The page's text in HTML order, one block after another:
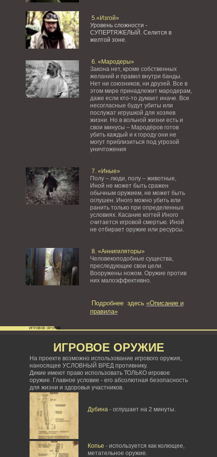
5.«Изгой»
Уровень сложности -
СУПЕРТЯЖЕЛЫЙ. Селится в
желтой зоне.
6. «Мародеры»
Закона нет, кроме собственных
желаний и правил внутри банды.
Нет ни союзников, ни друзей. Все в
этом мире принадлежит мародерам,
даже если кто-то думает иначе. Все
несогласные будут убиты или
послужат игрушкой для хозяев
жизни. Но в вольной жизни есть и
свои минусы – Мародёров готов
убить каждый и к городу они не
могут приблизиться под угрозой
уничтожения
7. «Иные»
Полу – люди, полу – животные,
Иной не может быть сражен
обычным оружием, не может быть
оглушен. Иного можно убить или
ранить только при определенных
условиях. Касание когтей Иного
считается игровой смертью. Иной
не отбирает оружие или ресурсы.
8. «Аннигиляторы»
Человекоподобные существа,
преследующие свои цели.
Вооружены ножом. Оружие против
них малоэффективно.
Подробнее здесь «Описание и
правила»
ИГРОВОЕ ОРУЖИЕ
На проекте возможно использование игрового оружия,
наносящее УСЛОВНЫЙ ВРЕД противнику.
Дикие имеют право использовать ТОЛЬКО игровое
оружие. Главное условие - его абсолютная безопасность
для жизни и здоровья участников.
Дубина- оглушает на 2 минуты.
Копье - используется как колющее,
метательное оружие.
ИГРОВОЕ ОРУЖИЕ